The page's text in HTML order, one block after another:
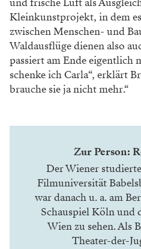
und frische Luft als
Kleinkunstprojekt, in dem
zwischen Menschen- und
Waldausflüge dienen also
passiert am Ende eigentlich
schenke ich Carla“, erklärt
brauche sie ja nicht mehr.“
Zur Person:
Der Wiener
Filmuniversität
war danach u. a. am
Schauspiel Köln und
Wien zu sehen. Als
Theater-der-